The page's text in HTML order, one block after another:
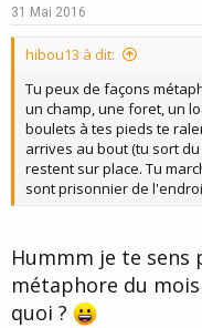
31 Mai 2016
hibou13 à dit:
Tu peux de façons
un champ, une foret, un
boulets à tes pieds te
arrives au bout (tu sort
restent sur place. Tu
sont prisonnier de
Hummm je te sens
métaphore du
quoi ?